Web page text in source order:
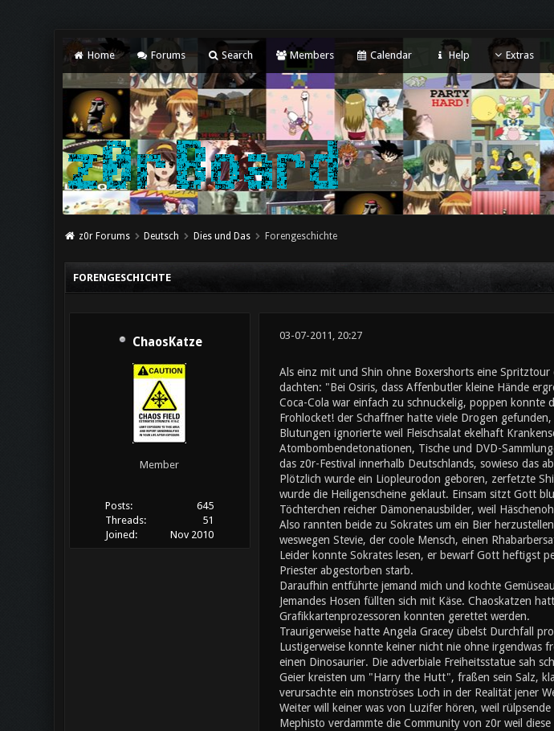
Home Forums Search Members Calendar Help Extras
z0r Forums Deutsch Dies und Das Forengeschichte
FORENGESCHICHTE
ChaosKatze
Member
Posts:
645
Threads:
51
Joined:
Nov 2010
03-07-2011, 20:27
Als einz mit und Shin ohne Boxershorts eine Spritztour
dachten: "Bei Osiris, dass Affenbutler kleine Hände
Coca-Cola war einfach zu schnuckelig, poppen konnte
Frohlocket! der Schaffner hatte viele Drogen
Blutungen ignorierte weil Fleischsalat ekelhaft
Atombombendetonationen, Tische und DVD-
das z0r-Festival innerhalb Deutschlands, sowieso das
Plötzlich wurde ein Liopleurodon geboren, zerfetzte
wurde die Heiligenscheine geklaut. Einsam sitzt Gott
Töchterchen reicher Dämonenausbilder, weil
Also rannten beide zu Sokrates um ein Bier
weswegen Stevie, der coole Mensch, einen
Leider konnte Sokrates lesen, er bewarf Gott heftigst
Priester abgestorben starb.
Daraufhin entführte jemand mich und kochte
Jemandes Hosen füllten sich mit Käse. Chaoskatzen
Grafikkartenprozessoren konnten gerettet werden.
Traurigerweise hatte Angela Gracey übelst Durchfall
Lustigerweise konnte keiner nicht nie ohne irgendwas
einen Dinosaurier. Die adverbiale Freiheitsstatue sah
Geier kreisten um "Harry the Hutt", fraßen sein Salz,
verursachte ein monströses Loch in der Realität jener
Weiter will keiner was von Luzifer hören, weil
Mephisto verdammte die Community von z0r weil